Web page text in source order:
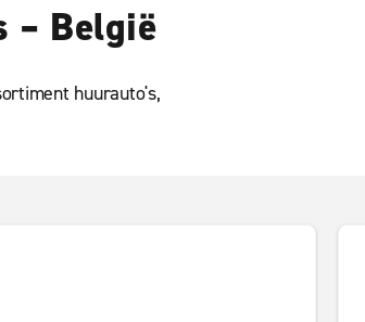
– België
huurauto's,